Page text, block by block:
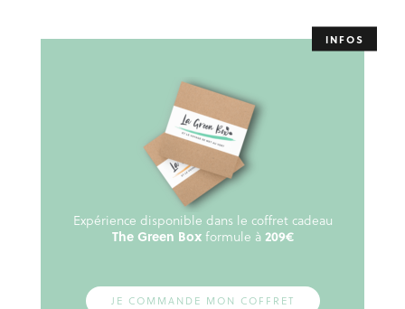
Expérience disponible dans le coffret cadeau
The Green Box formule à209€
JE COMMANDE MON COFFRET